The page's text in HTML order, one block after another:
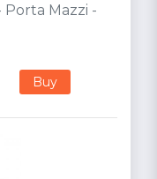
Porta Mazzi -
Buy